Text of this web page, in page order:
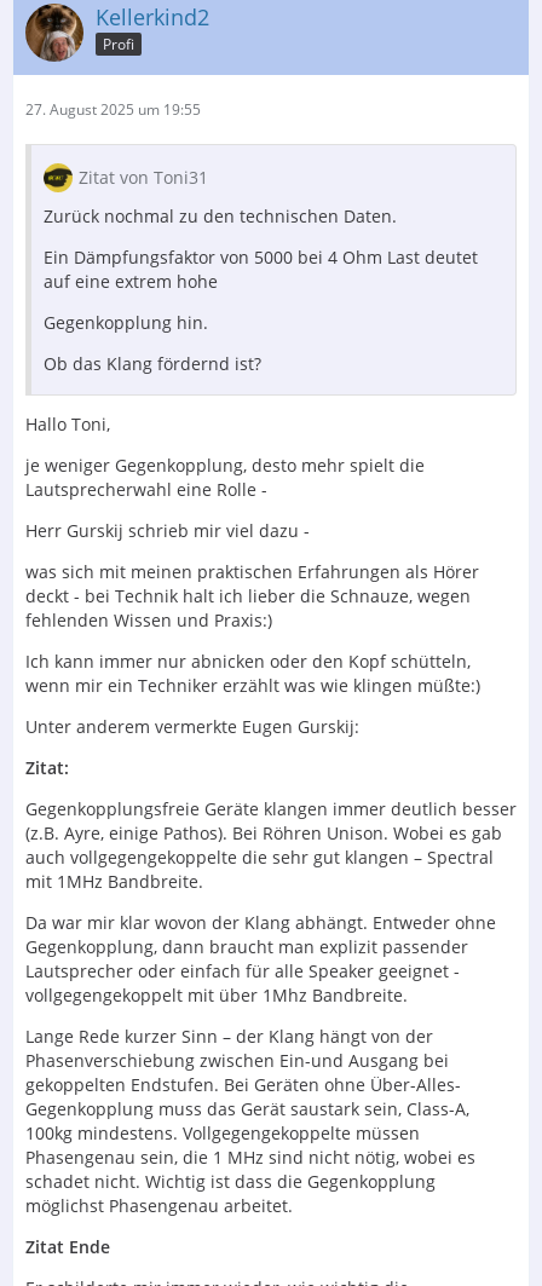
Kellerkind2
Profi
27. August 2025 um 19:55
Zitat von Toni31
Zurück nochmal zu den technischen Daten.
Ein Dämpfungsfaktor von 5000 bei 4 Ohm Last deutet
auf eine extrem hohe
Gegenkopplung hin.
Ob das Klang fördernd ist?
Hallo Toni,
je weniger Gegenkopplung, desto mehr spielt die
Lautsprecherwahl eine Rolle -
Herr Gurskij schrieb mir viel dazu -
was sich mit meinen praktischen Erfahrungen als Hörer
deckt - bei Technik halt ich lieber die Schnauze, wegen
fehlenden Wissen und Praxis:)
Ich kann immer nur abnicken oder den Kopf schütteln,
wenn mir ein Techniker erzählt was wie klingen müßte:)
Unter anderem vermerkte Eugen Gurskij:
Zitat:
Gegenkopplungsfreie Geräte klangen immer deutlich besser
(z.B. Ayre, einige Pathos). Bei Röhren Unison. Wobei es gab
auch vollgegengekoppelte die sehr gut klangen – Spectral
mit 1MHz Bandbreite.
Da war mir klar wovon der Klang abhängt. Entweder ohne
Gegenkopplung, dann braucht man explizit passender
Lautsprecher oder einfach für alle Speaker geeignet -
vollgegengekoppelt mit über 1Mhz Bandbreite.
Lange Rede kurzer Sinn – der Klang hängt von der
Phasenverschiebung zwischen Ein-und Ausgang bei
gekoppelten Endstufen. Bei Geräten ohne Über-Alles-
Gegenkopplung muss das Gerät saustark sein, Class-A,
100kg mindestens. Vollgegengekoppelte müssen
Phasengenau sein, die 1 MHz sind nicht nötig, wobei es
schadet nicht. Wichtig ist dass die Gegenkopplung
möglichst Phasengenau arbeitet.
Zitat Ende